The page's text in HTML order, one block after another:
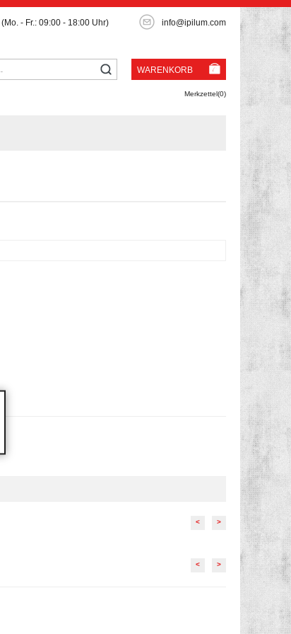
(Mo. - Fr.: 09:00 - 18:00 Uhr) info@ipilum.com
WARENKORB
Merkzettel(0)
< >
< >